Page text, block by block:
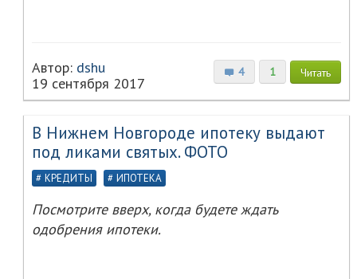
4 1 Читать
Автор: dshu
19 сентября 2017
В Нижнем Новгороде ипотеку выдают
под ликами святых. ФОТО
КРЕДИТЫ ИПОТЕКА
Посмотрите вверх, когда будете ждать
одобрения ипотеки.